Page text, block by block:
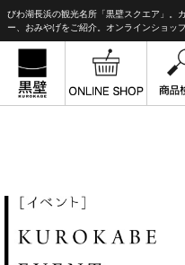
びわ湖長浜の観光名所「黒壁スクエア」。
ー、おみやげをご紹介。オンラインショッ